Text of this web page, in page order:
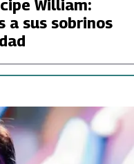
William:
a sus sobrinos